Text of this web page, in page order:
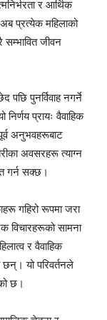
र आर्थिक
प्रत्येक महिलाको
सम्भावित जीवन
पछि पुनर्विवाह नगर्ने
प्रायः वैवाहिक
अनुभवहरूबाट
अवसरहरू त्याग्न
गर्न सक्छ।
गहिरो रूपमा जरा
विचारहरूको सामना
र वैवाहिक
छन्। यो परिवर्तनले
छ।